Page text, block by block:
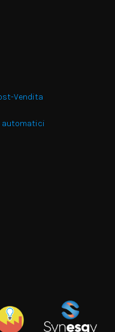
Vendita
automatici